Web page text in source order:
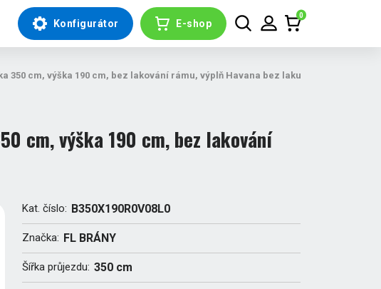
Konfigurátor E-shop
0
350 cm, výška 190 cm, bez lakování rámu, výplň Havana bez laku
cm, výška 190 cm, bez lakování
Kat. číslo: B350X190R0V08L0
Značka: FL BRÁNY
Šířka průjezdu: 350 cm